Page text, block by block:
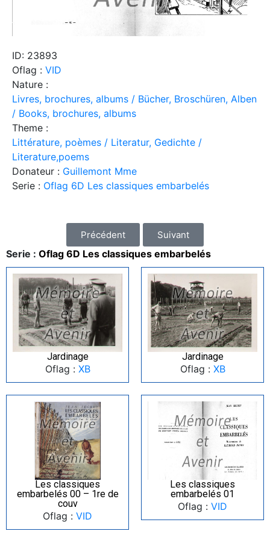
ID: 23893
Oflag : VID
Nature :
Livres, brochures, albums / Bücher, Broschüren, Alben
/ Books, brochures, albums
Theme :
Littérature, poèmes / Literatur, Gedichte /
Literature,poems
Donateur : Guillemont Mme
Serie : Oflag 6D Les classiques embarbelés
Précédent Suivant
Serie : Oflag 6D Les classiques embarbelés
Jardinage
Oflag : XB
Jardinage
Oflag : XB
Les classiques
embarbelés 00 – 1re de
couv
Oflag : VID
Les classiques
embarbelés 01
Oflag : VID